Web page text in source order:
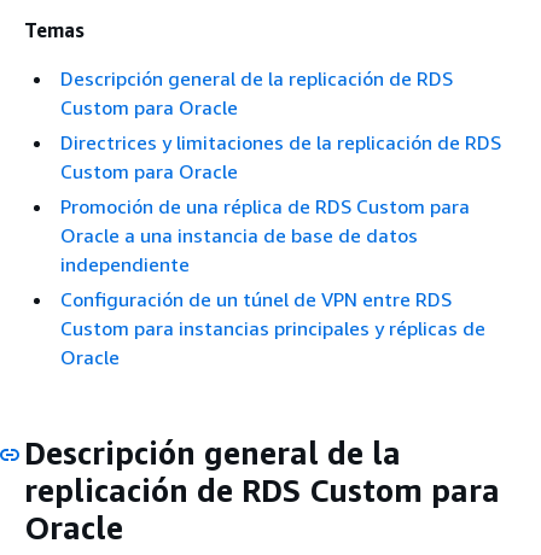
Temas
Descripción general de la replicación de RDS
Custom para Oracle
Directrices y limitaciones de la replicación de RDS
Custom para Oracle
Promoción de una réplica de RDS Custom para
Oracle a una instancia de base de datos
independiente
Configuración de un túnel de VPN entre RDS
Custom para instancias principales y réplicas de
Oracle
Descripción general de la
replicación de RDS Custom para
Oracle